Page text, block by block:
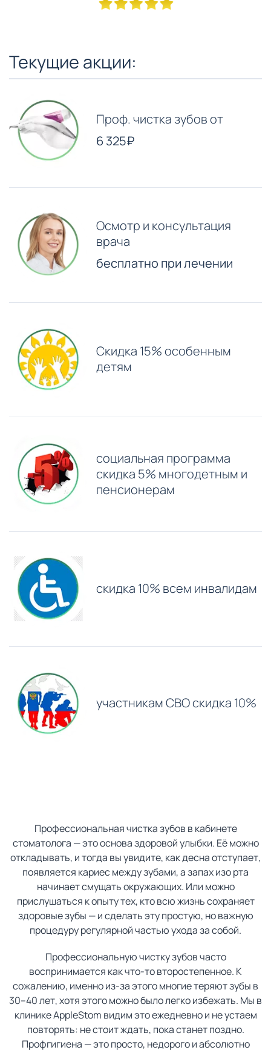
Текущие акции:
Проф. чистка зубов от
6 325₽
Осмотр и консультация
врача
бесплатно при лечении
Скидка 15% особенным
детям
⁠социальная программа
скидка 5% многодетным и
пенсионерам
скидка 10% всем инвалидам
участникам СВО скидка 10%
Профессиональная чистка зубов в кабинете
стоматолога — это основа здоровой улыбки. Её можно
откладывать, и тогда вы увидите, как десна отступает,
появляется кариес между зубами, а запах изо рта
начинает смущать окружающих. Или можно
прислушаться к опыту тех, кто всю жизнь сохраняет
здоровые зубы — и сделать эту простую, но важную
процедуру регулярной частью ухода за собой.
Профессиональную чистку зубов часто
воспринимается как что-то второстепенное. К
сожалению, именно из-за этого многие теряют зубы в
30–40 лет, хотя этого можно было легко избежать. Мы в
клинике AppleStom видим это ежедневно и не устаем
повторять: не стоит ждать, пока станет поздно.
Профгигиена — это просто, недорого и абсолютно